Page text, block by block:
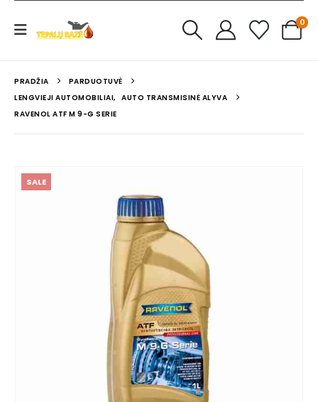
0
PRADŽIA
PARDUOTUVĖ
LENGVIEJI AUTOMOBILIAI, AUTO TRANSMISINĖ ALYVA
RAVENOL ATF M 9-G SERIE
SALE